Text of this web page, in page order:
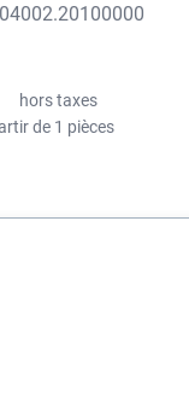
hors taxes
de 1 pièces